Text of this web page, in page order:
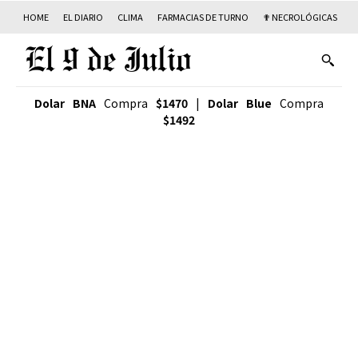
HOME EL DIARIO CLIMA FARMACIAS DE TURNO ✟ NECROLÓGICAS
Dolar BNA Compra $1470 | Dolar Blue Compra
$1492